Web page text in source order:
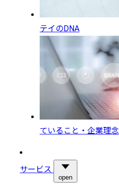
テイのDNA
ていること・企業理念
サービス
open